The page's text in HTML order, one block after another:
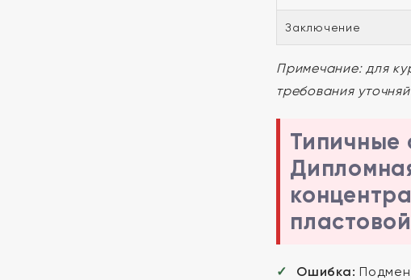
Заключение
Примечание: для
требования
Типичные
Ошибка: